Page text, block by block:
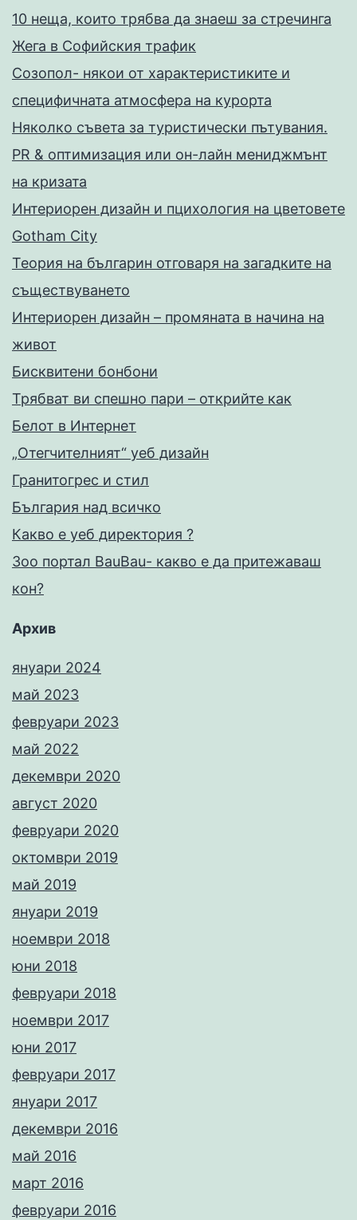
10 неща, които трябва да знаеш за стречинга
Жега в Софийския трафик
Созопол- някои от характеристиките и
специфичната атмосфера на курорта
Няколко съвета за туристически пътувания.
PR & оптимизация или он-лайн мениджмънт
на кризата
Интериорен дизайн и пцихология на цветовете
Gotham City
Теория на българин отговаря на загадките на
съществуването
Интериорен дизайн – промяната в начина на
живот
Бисквитени бонбони
Трябват ви спешно пари – открийте как
Белот в Интернет
„Отегчителният“ уеб дизайн
Гранитогрес и стил
България над всичко
Какво е уеб директория ?
Зоо портал BauBau- какво е да притежаваш
кон?
Архив
януари 2024
май 2023
февруари 2023
май 2022
декември 2020
август 2020
февруари 2020
октомври 2019
май 2019
януари 2019
ноември 2018
юни 2018
февруари 2018
ноември 2017
юни 2017
февруари 2017
януари 2017
декември 2016
май 2016
март 2016
февруари 2016